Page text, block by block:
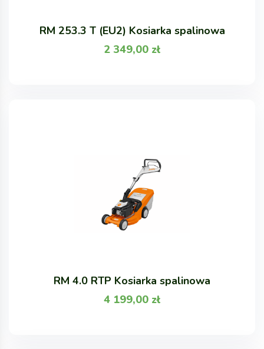
RM 253.3 T (EU2) Kosiarka spalinowa
2 349,00 zł
RM 4.0 RTP Kosiarka spalinowa
4 199,00 zł